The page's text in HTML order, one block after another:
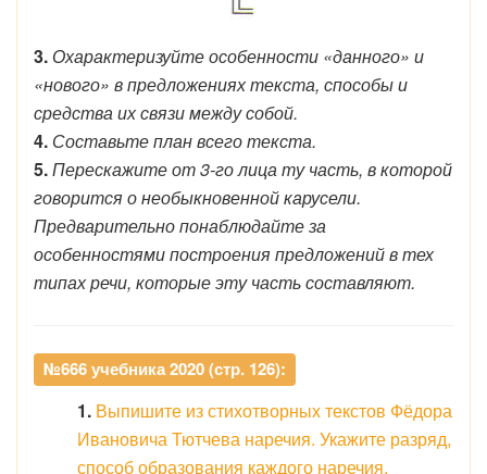
3. Охарактеризуйте особенности «данного» и
«нового» в предложениях текста, способы и
средства их связи между собой.
4. Составьте план всего текста.
5.Перескажите от 3-го лица ту часть, в которой
говорится о необыкновенной карусели.
Предварительно понаблюдайте за
особенностями построения предложений в тех
типах речи, которые эту часть составляют.
№666 учебника 2020 (стр. 126):
1. Выпишите из стихотворных текстов Фёдора
Ивановича Тютчева наречия. Укажите разряд,
способ образования каждого наречия.